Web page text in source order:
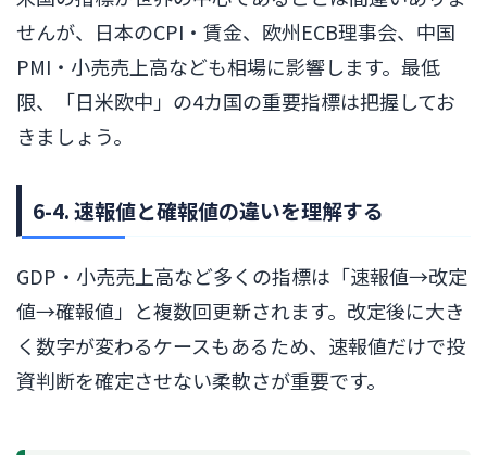
せんが、日本のCPI・賃金、欧州ECB理事会、中国
PMI・小売売上高なども相場に影響します。最低
限、「日米欧中」の4カ国の重要指標は把握してお
きましょう。
6-4. 速報値と確報値の違いを理解する
GDP・小売売上高など多くの指標は「速報値→改定
値→確報値」と複数回更新されます。改定後に大き
く数字が変わるケースもあるため、速報値だけで投
資判断を確定させない柔軟さが重要です。